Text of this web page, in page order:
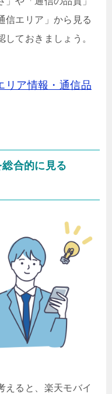
信エリア」から見る
ておきましょう。
リア情報・通信品
合的に見る
えると、楽天モバイ